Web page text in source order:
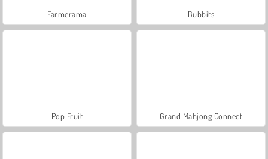
Farmerama Bubbits
Pop Fruit Grand Mahjong Connect